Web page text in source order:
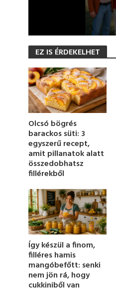
s
o
n
d
s
o
f
9
s
e
c
o
n
d
EZ IS ÉRDEKELHET
Olcsó bögrés
barackos süti: 3
egyszerű recept,
amit pillanatok alatt
összedobhatsz
fillérekből
Így készül a finom,
filléres hamis
mangóbefőtt: senki
nem jön rá, hogy
cukkiniből van